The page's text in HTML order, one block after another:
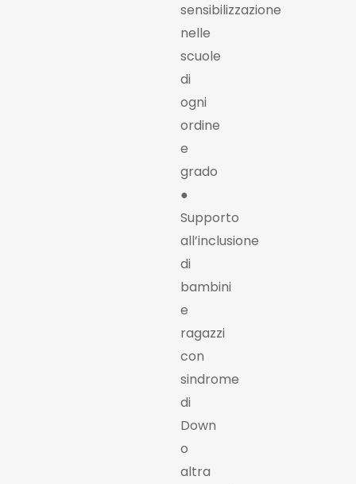
sensibilizzazione
nelle
scuole
di
ogni
ordine
e
grado
●
Supporto
all’inclusione
di
bambini
e
ragazzi
con
sindrome
di
Down
o
altra